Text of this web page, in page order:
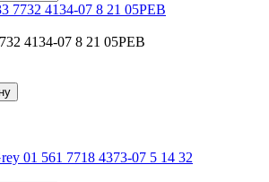
7732 4134-07 8 21 05PEB
4134-07 8 21 05PEB